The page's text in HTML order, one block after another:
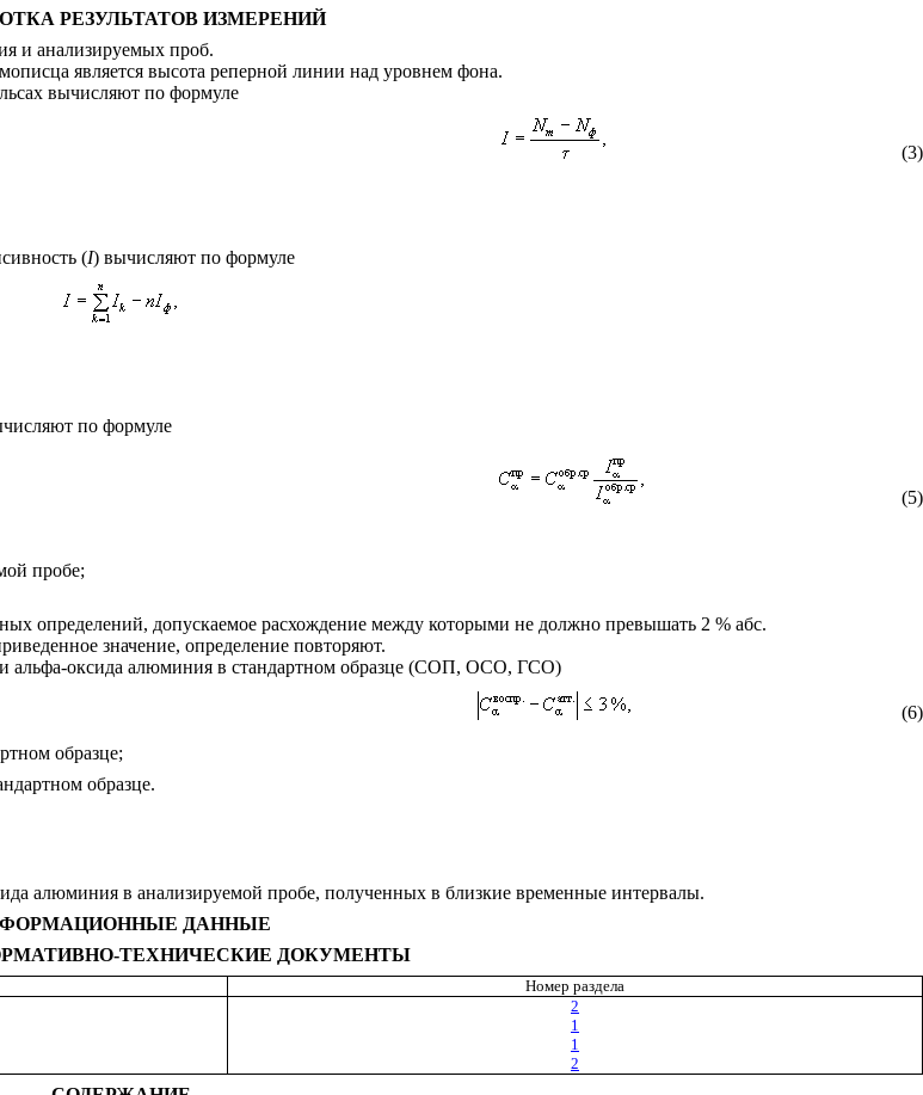
РЕЗУЛЬТАТОВ ИЗМЕРЕНИЙ
и анализируемых проб.
является высота реперной линии над уровнем фона.
вычисляют по формуле
(3)
(I) вычисляют по формуле
по формуле
(5)
пробе;
определений, допускаемое расхождение между которыми не должно превышать 2 % абс.
значение, определение повторяют.
альфа-оксида алюминия в стандартном образце (СОП, ОСО, ГСО)
(6)
образце;
образце.
алюминия в анализируемой пробе, полученных в близкие временные интервалы.
ДАННЫЕ
ТЕХНИЧЕСКИЕ ДОКУМЕНТЫ
Номер раздела
2
1
1
2